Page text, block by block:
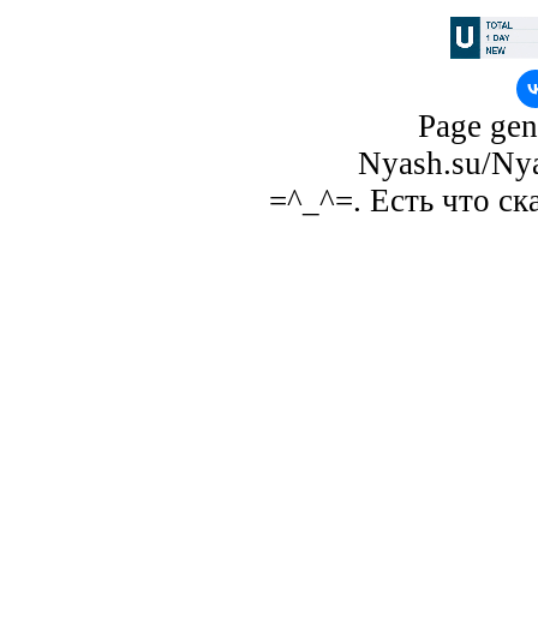
Page
Nyash.su/
=^_^=. Есть что